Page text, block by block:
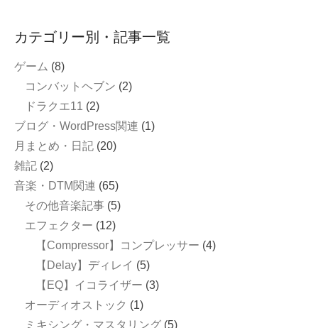
カテゴリー別・記事一覧
ゲーム (8)
コンバットヘブン (2)
ドラクエ11 (2)
ブログ・WordPress関連 (1)
月まとめ・日記 (20)
雑記 (2)
音楽・DTM関連 (65)
その他音楽記事 (5)
エフェクター (12)
【Compressor】コンプレッサー (4)
【Delay】ディレイ (5)
【EQ】イコライザー (3)
オーディオストック (1)
ミキシング・マスタリング (5)